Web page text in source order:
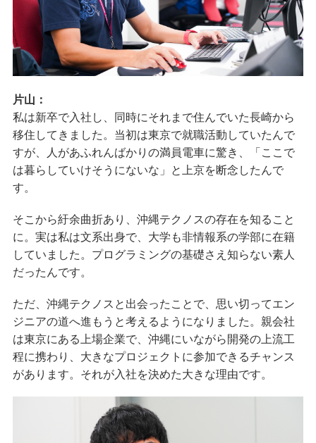
片山：
私は新卒で入社し、同時にそれまで住んでいた長崎から
移住してきました。当初は東京で就職活動していたんで
すが、人があふれんばかりの満員電車に驚き、「ここで
は暮らしていけそうにないな」と上京を断念したんで
す。
そこから紆余曲折あり、沖縄テクノスの存在を知ること
に。実は私は文系出身で、大学も非情報系の学部に在籍
していました。プログラミングの基礎さえ知らない素人
だったんです。
ただ、沖縄テクノスと出会ったことで、思い切ってエン
ジニアの道へ進もうと考えるようになりました。親会社
は東京にある上場企業で、沖縄にいながら開発の上流工
程に携わり、大きなプロジェクトに参加できるチャンス
があります。それが入社を決めた大きな理由です。